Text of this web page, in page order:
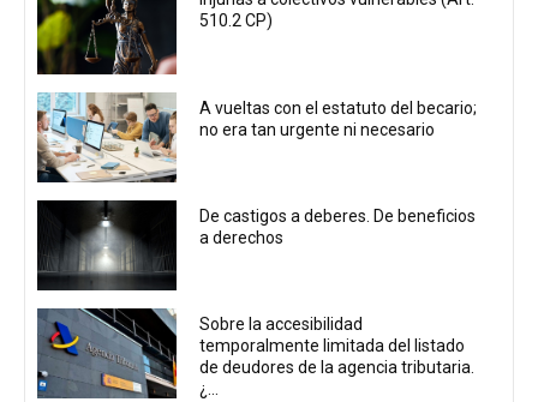
510.2 CP)
A vueltas con el estatuto del becario;
no era tan urgente ni necesario
De castigos a deberes. De beneficios
a derechos
Sobre la accesibilidad
temporalmente limitada del listado
de deudores de la agencia tributaria.
¿...